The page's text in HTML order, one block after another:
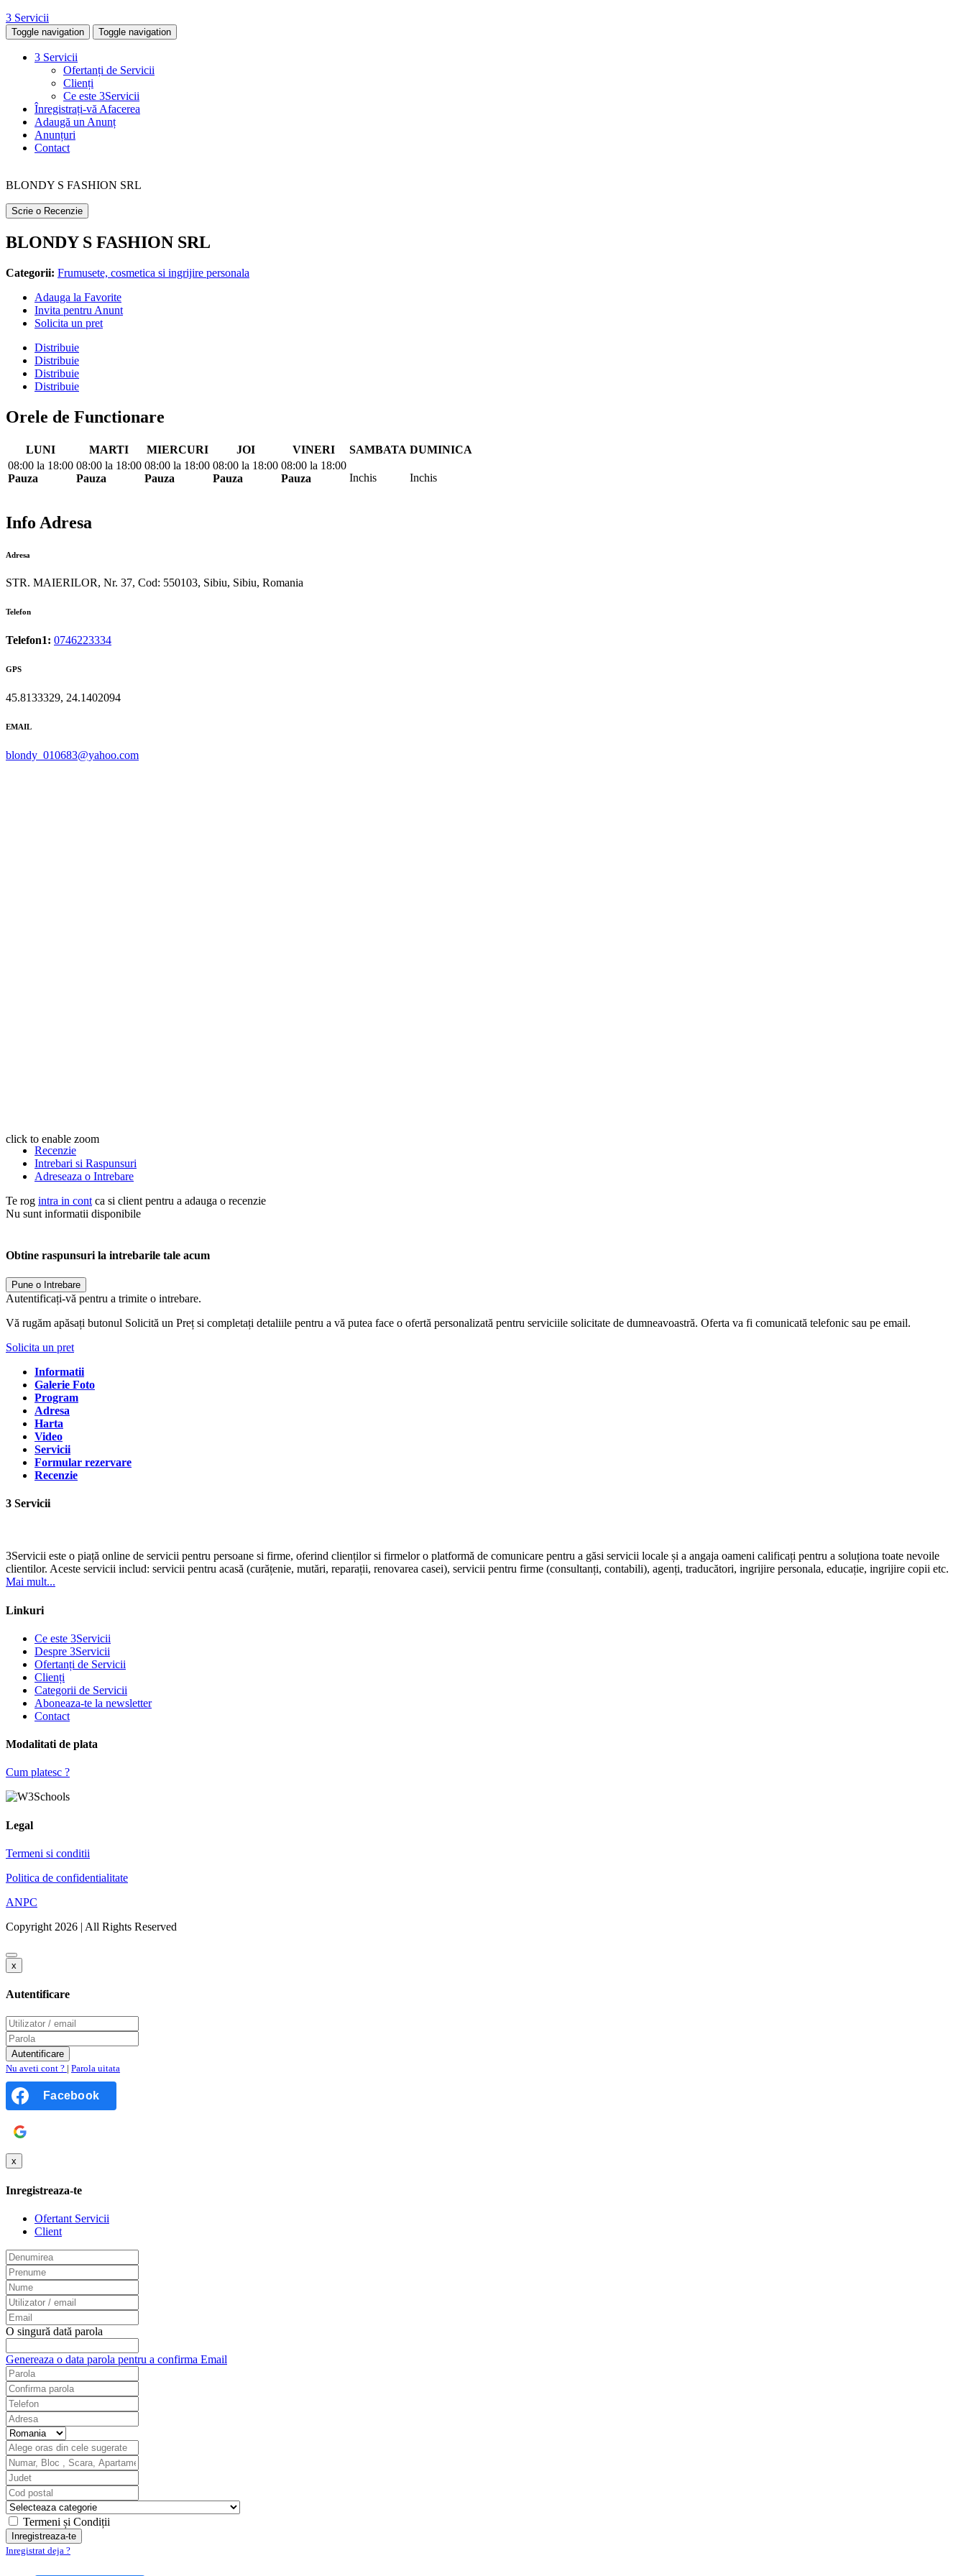
3 Servicii
Toggle navigation Toggle navigation
3 Servicii
Ofertanți de Servicii
Clienți
Ce este 3Servicii
Înregistrați-vă Afacerea
Adaugă un Anunț
Anunțuri
Contact
BLONDY S FASHION SRL
Scrie o Recenzie
BLONDY S FASHION SRL
Categorii: Frumusete, cosmetica si ingrijire personala
Adauga la Favorite
Invita pentru Anunt
Solicita un pret
Distribuie
Distribuie
Distribuie
Distribuie
Orele de Functionare
LUNI MARTI MIERCURI JOI VINERI SAMBATA DUMINICA
08:00 la 18:00
Pauza
08:00 la 18:00
Pauza
08:00 la 18:00
Pauza
08:00 la 18:00
Pauza
08:00 la 18:00
Pauza
Inchis Inchis
Info Adresa
Adresa
STR. MAIERILOR, Nr. 37, Cod: 550103, Sibiu, Sibiu, Romania
Telefon
Telefon1: 0746223334
GPS
45.8133329, 24.1402094
EMAIL
blondy_010683@yahoo.com
click to enable zoom
Recenzie
Intrebari si Raspunsuri
Adreseaza o Intrebare
Te rog intra in cont ca si client pentru a adauga o recenzie
Nu sunt informatii disponibile
Obtine raspunsuri la intrebarile tale acum
Pune o Intrebare
Autentificați-vă pentru a trimite o intrebare.
Vă rugăm apăsați butonul Solicită un Preț si completați detaliile pentru a vă putea face o ofertă personalizată pentru serviciile solicitate de dumneavoastră. Oferta va fi comunicată telefonic sau pe email.
Solicita un pret
Informatii
Galerie Foto
Program
Adresa
Harta
Video
Servicii
Formular rezervare
Recenzie
3 Servicii
3Servicii este o piață online de servicii pentru persoane si firme, oferind clienților si firmelor o platformă de comunicare pentru a găsi servicii locale și a angaja oameni calificați pentru a soluționa toate nevoile
clientilor. Aceste servicii includ: servicii pentru acasă (curățenie, mutări, reparații, renovarea casei), servicii pentru firme (consultanți, contabili), agenți, traducători, ingrijire personala, educație, ingrijire copii etc.
Mai mult...
Linkuri
Ce este 3Servicii
Despre 3Servicii
Ofertanți de Servicii
Clienți
Categorii de Servicii
Aboneaza-te la newsletter
Contact
Modalitati de plata
Cum platesc ?
Legal
Termeni si conditii
Politica de confidentialitate
ANPC
Copyright 2026 | All Rights Reserved
x
Autentificare
Nu aveti cont ? | Parola uitata
Facebook
x
Inregistreaza-te
Ofertant Servicii
Client
O singură dată parola
Genereaza o data parola pentru a confirma Email
Termeni și Condiții
Inregistrat deja ?